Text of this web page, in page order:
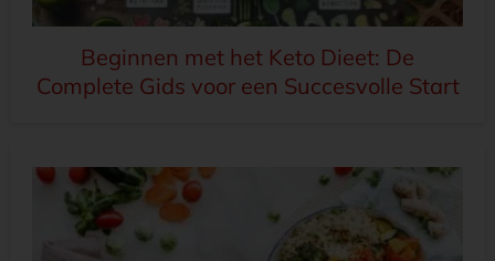
Beginnen met het Keto Dieet: De
Complete Gids voor een Succesvolle Start